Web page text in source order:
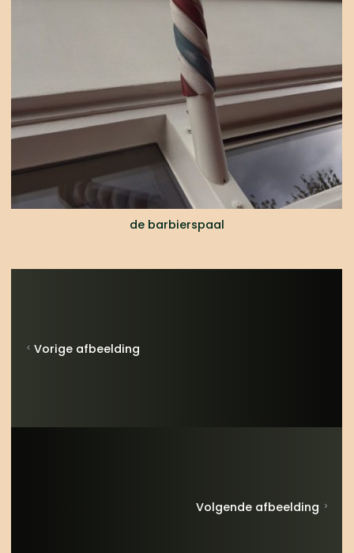
de barbierspaal
Vorige afbeelding
Volgende afbeelding